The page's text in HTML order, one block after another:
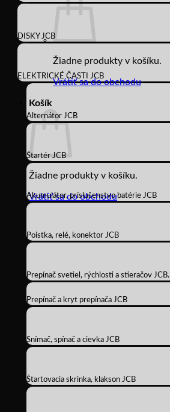
Žiadne produkty v košíku.
Vrátiť sa do obchodu
Košík
Žiadne produkty v košíku.
Vrátiť sa do obchodu
DISKY JCB
ELEKTRICKÉ ČASTI JCB
Alternátor JCB
Štartér JCB
Akumulátor, príslušenstvo batérie JCB
Poistka, relé, konektor JCB
Prepínač svetiel, rýchlosti a stieračov JCB.
Prepínač a kryt prepínača JCB
Snímač, spínač a cievka JCB
Štartovacia skrinka, klakson JCB